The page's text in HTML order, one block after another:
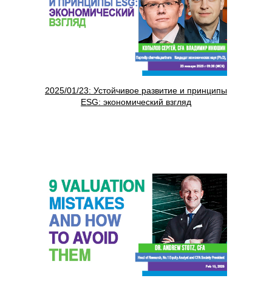
2025/01/23: Устойчивое развитие и принципы
ESG: экономический взгляд